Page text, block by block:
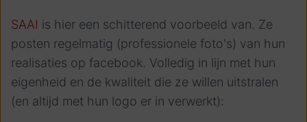
SAAI is hier een schitterend voorbeeld van. Ze
posten regelmatig (professionele foto's) van hun
realisaties op facebook. Volledig in lijn met hun
eigenheid en de kwaliteit die ze willen uitstralen
(en altijd met hun logo er in verwerkt):